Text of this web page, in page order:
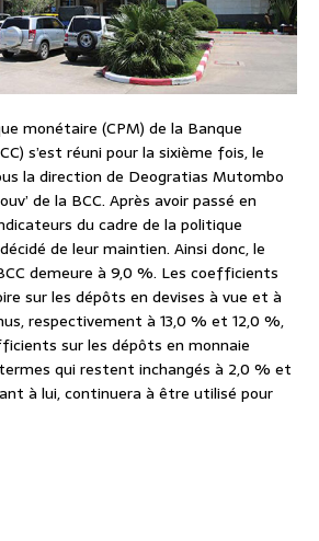
monétaire (CPM) de la Banque
s’est réuni pour la sixième fois, le
la direction de Deogratias Mutombo
de la BCC. Après avoir passé en
du cadre de la politique
de leur maintien. Ainsi donc, le
demeure à 9,0 %. Les coefficients
sur les dépôts en devises à vue et à
respectivement à 13,0 % et 12,0 %,
sur les dépôts en monnaie
qui restent inchangés à 2,0 % et
à lui, continuera à être utilisé pour